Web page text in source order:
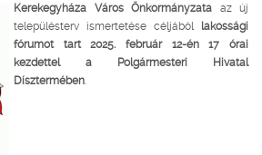
Kerekegyháza Város Önkormányzata az új
településterv ismertetése céljábóllakossági
fórumot tart 2025. február 12-én 17 órai
kezdettel a Polgármesteri Hivatal
Dísztermében.